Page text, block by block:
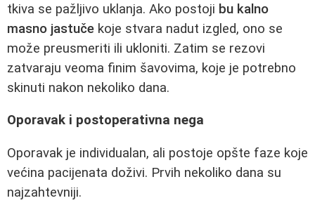
tkiva se pažljivo uklanja. Ako postoji bu kalno
masno jastuče koje stvara nadut izgled, ono se
može preusmeriti ili ukloniti. Zatim se rezovi
zatvaraju veoma finim šavovima, koje je potrebno
skinuti nakon nekoliko dana.
Oporavak i postoperativna nega
Oporavak je individualan, ali postoje opšte faze koje
većina pacijenata doživi. Prvih nekoliko dana su
najzahtevniji.